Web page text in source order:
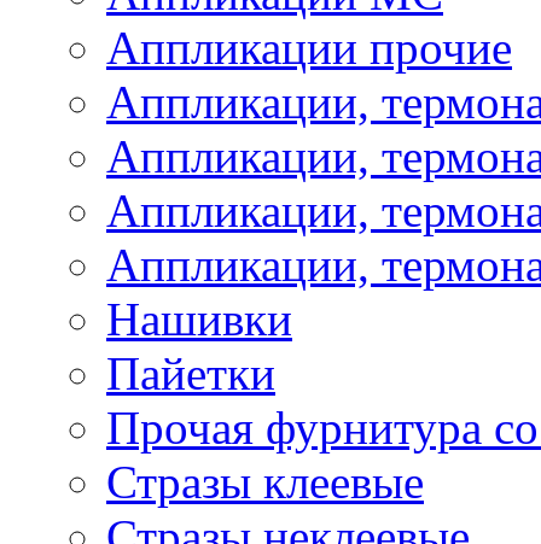
Аппликации прочие
Аппликации,
Аппликации,
Аппликации,
Аппликации,
Нашивки
Пайетки
Прочая фурнитура
Стразы клеевые